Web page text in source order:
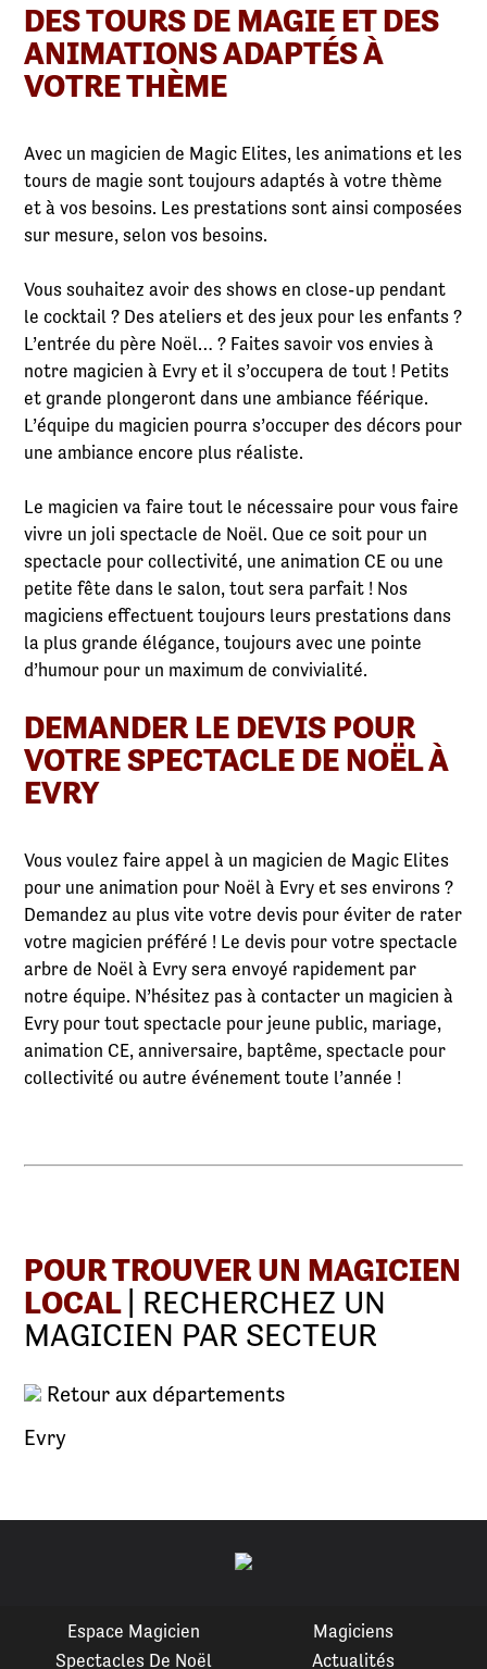
DES TOURS DE MAGIE ET DES
ANIMATIONS ADAPTÉS À
VOTRE THÈME
Avec un magicien de Magic Elites, les animations et les
tours de magie sont toujours adaptés à votre thème
et à vos besoins. Les prestations sont ainsi composées
sur mesure, selon vos besoins.
Vous souhaitez avoir des shows en close-up pendant
le cocktail ? Des ateliers et des jeux pour les enfants ?
L’entrée du père Noël… ? Faites savoir vos envies à
notre magicien à Evry et il s’occupera de tout ! Petits
et grande plongeront dans une ambiance féérique.
L’équipe du magicien pourra s’occuper des décors pour
une ambiance encore plus réaliste.
Le magicien va faire tout le nécessaire pour vous faire
vivre un joli spectacle de Noël. Que ce soit pour un
spectacle pour collectivité, une animation CE ou une
petite fête dans le salon, tout sera parfait ! Nos
magiciens effectuent toujours leurs prestations dans
la plus grande élégance, toujours avec une pointe
d’humour pour un maximum de convivialité.
DEMANDER LE DEVIS POUR
VOTRE SPECTACLE DE NOËL À
EVRY
Vous voulez faire appel à un magicien de Magic Elites
pour une animation pour Noël à Evry et ses environs ?
Demandez au plus vite votre devis pour éviter de rater
votre magicien préféré ! Le devis pour votre spectacle
arbre de Noël à Evry sera envoyé rapidement par
notre équipe. N’hésitez pas à contacter un magicien à
Evry pour tout spectacle pour jeune public, mariage,
animation CE, anniversaire, baptême, spectacle pour
collectivité ou autre événement toute l’année !
POUR TROUVER UN MAGICIEN
LOCAL | RECHERCHEZ UN
MAGICIEN PAR SECTEUR
Retour aux départements
Evry
Espace Magicien
Magiciens
Spectacles De Noël
Actualités